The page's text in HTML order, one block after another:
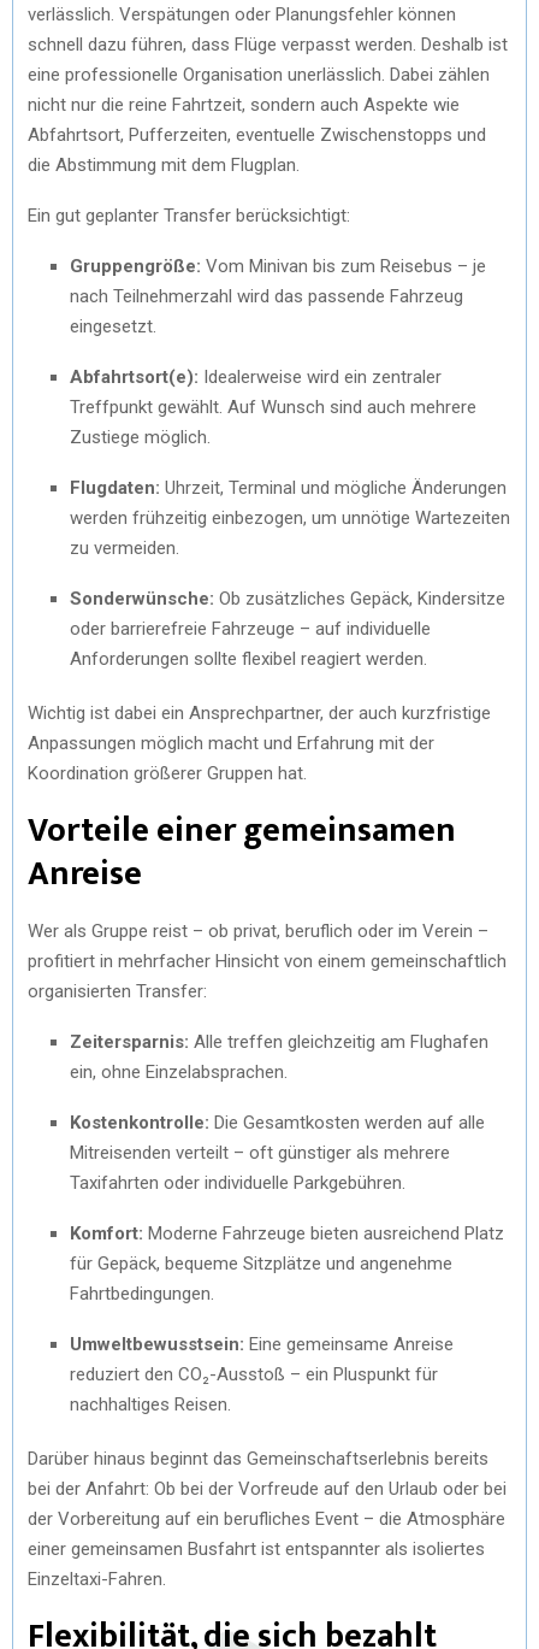
verlässlich. Verspätungen oder Planungsfehler können
schnell dazu führen, dass Flüge verpasst werden. Deshalb ist
eine professionelle Organisation unerlässlich. Dabei zählen
nicht nur die reine Fahrtzeit, sondern auch Aspekte wie
Abfahrtsort, Pufferzeiten, eventuelle Zwischenstopps und
die Abstimmung mit dem Flugplan.
Ein gut geplanter Transfer berücksichtigt:
Gruppengröße: Vom Minivan bis zum Reisebus – je
nach Teilnehmerzahl wird das passende Fahrzeug
eingesetzt.
Abfahrtsort(e): Idealerweise wird ein zentraler
Treffpunkt gewählt. Auf Wunsch sind auch mehrere
Zustiege möglich.
Flugdaten: Uhrzeit, Terminal und mögliche Änderungen
werden frühzeitig einbezogen, um unnötige Wartezeiten
zu vermeiden.
Sonderwünsche: Ob zusätzliches Gepäck, Kindersitze
oder barrierefreie Fahrzeuge – auf individuelle
Anforderungen sollte flexibel reagiert werden.
Wichtig ist dabei ein Ansprechpartner, der auch kurzfristige
Anpassungen möglich macht und Erfahrung mit der
Koordination größerer Gruppen hat.
Vorteile einer gemeinsamen
Anreise
Wer als Gruppe reist – ob privat, beruflich oder im Verein –
profitiert in mehrfacher Hinsicht von einem gemeinschaftlich
organisierten Transfer:
Zeitersparnis: Alle treffen gleichzeitig am Flughafen
ein, ohne Einzelabsprachen.
Kostenkontrolle: Die Gesamtkosten werden auf alle
Mitreisenden verteilt – oft günstiger als mehrere
Taxifahrten oder individuelle Parkgebühren.
Komfort: Moderne Fahrzeuge bieten ausreichend Platz
für Gepäck, bequeme Sitzplätze und angenehme
Fahrtbedingungen.
Umweltbewusstsein: Eine gemeinsame Anreise
reduziert den CO₂-Ausstoß – ein Pluspunkt für
nachhaltiges Reisen.
Darüber hinaus beginnt das Gemeinschaftserlebnis bereits
bei der Anfahrt: Ob bei der Vorfreude auf den Urlaub oder bei
der Vorbereitung auf ein berufliches Event – die Atmosphäre
einer gemeinsamen Busfahrt ist entspannter als isoliertes
Einzeltaxi-Fahren.
Flexibilität, die sich bezahlt